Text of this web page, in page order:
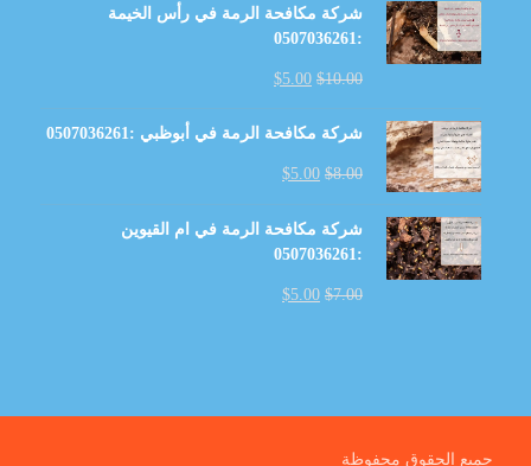
شركة مكافحة الرمة في رأس الخيمة
:0507036261
$10.00
$5.00
شركة مكافحة الرمة في أبوظبي :0507036261
$8.00
$5.00
شركة مكافحة الرمة في ام القيوين
:0507036261
$7.00
$5.00
جميع الحقوق محفوظة